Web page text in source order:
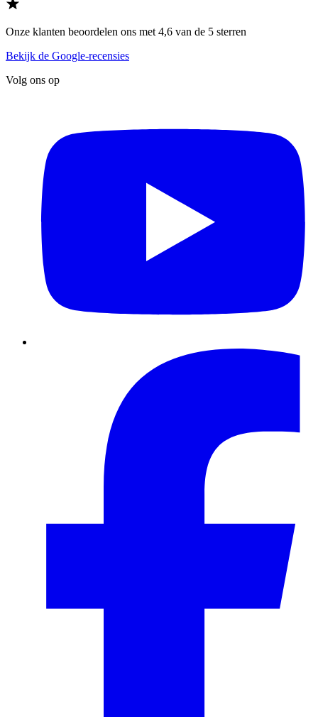
Onze klanten beoordelen ons met 4,6 van de 5 sterren
Bekijk de Google-recensies
Volg ons op